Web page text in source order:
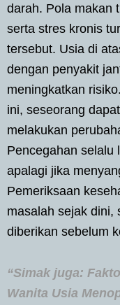
darah. Pola makan
serta stres kronis
tersebut. Usia di
dengan penyakit
meningkatkan
ini, seseorang
melakukan
Pencegahan selalu
apalagi jika
Pemeriksaan
masalah sejak dini,
diberikan sebelum
“Simak juga:
Wanita Usia